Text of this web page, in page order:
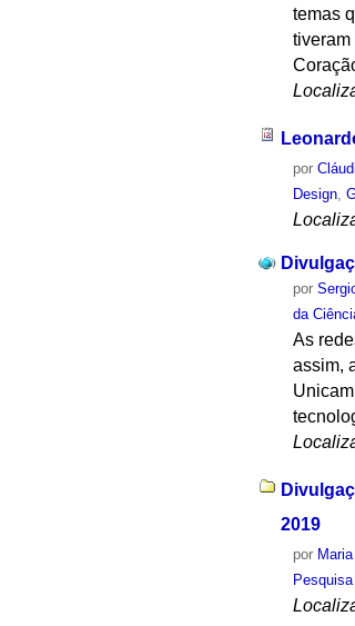
temas
por
Design,
por
da
As
assim,
2019
por